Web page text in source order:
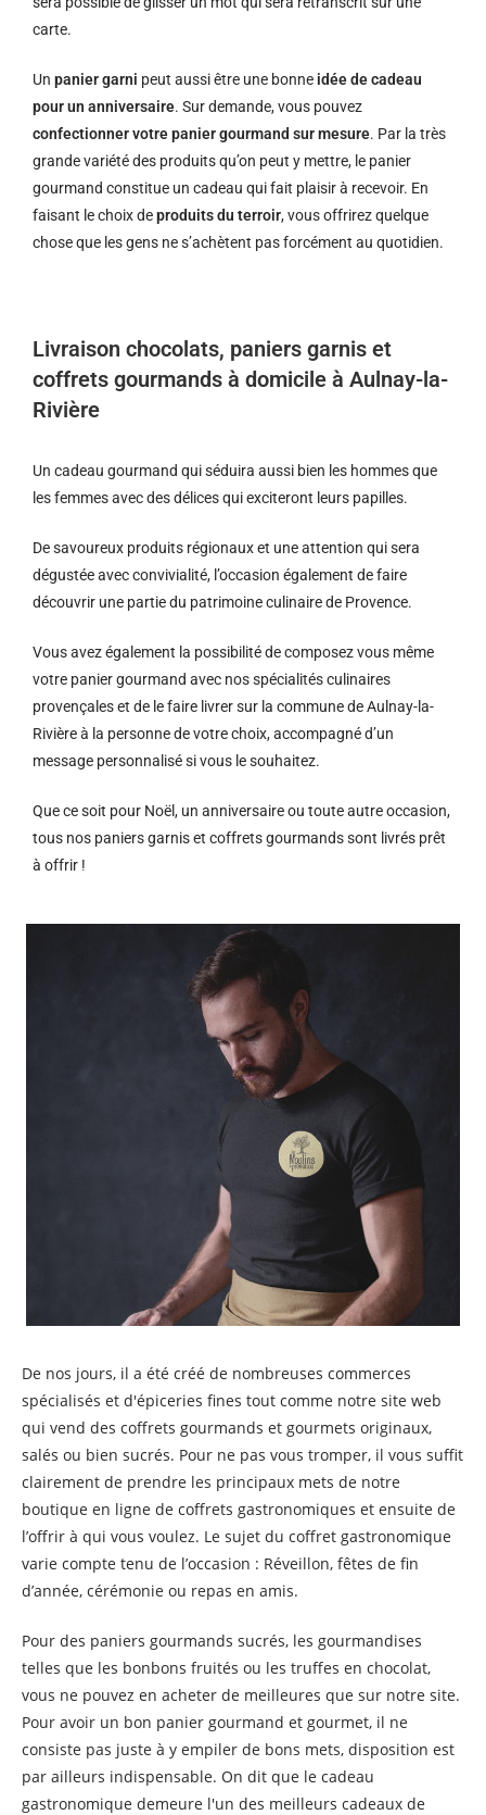
carte.
Un panier garni peut aussi être une bonne idée de cadeau
pour un anniversaire. Sur demande, vous pouvez
confectionner votre panier gourmand sur mesure. Par la très
grande variété des produits qu’on peut y mettre, le panier
gourmand constitue un cadeau qui fait plaisir à recevoir. En
faisant le choix deproduits du terroir, vous offrirez quelque
chose que les gens ne s’achètent pas forcément au quotidien.
Livraison chocolats, paniers garnis et
coffrets gourmands à domicile à Aulnay-la-
Rivière
Un cadeau gourmand qui séduira aussi bien les hommes que
les femmes avec des délices qui exciteront leurs papilles.
De savoureux produits régionaux et une attention qui sera
dégustée avec convivialité, l’occasion également de faire
découvrir une partie du patrimoine culinaire de Provence.
Vous avez également la possibilité de composez vous même
votre panier gourmand avec nos spécialités culinaires
provençales et de le faire livrer sur la commune de Aulnay-la-
Rivière à la personne de votre choix, accompagné d’un
message personnalisé si vous le souhaitez.
Que ce soit pour Noël, un anniversaire ou toute autre occasion,
tous nos paniers garnis et coffrets gourmands sont livrés prêt
à offrir !
De nos jours, il a été créé de nombreuses commerces
spécialisés et d'épiceries fines tout comme notre site web
qui vend des coffrets gourmands et gourmets originaux,
salés ou bien sucrés. Pour ne pas vous tromper, il vous suffit
clairement de prendre les principaux mets de notre
boutique en ligne de coffrets gastronomiques et ensuite de
l’offrir à qui vous voulez. Le sujet du coffret gastronomique
varie compte tenu de l’occasion : Réveillon, fêtes de fin
d’année, cérémonie ou repas en amis.
Pour des paniers gourmands sucrés, les gourmandises
telles que les bonbons fruités ou les truffes en chocolat,
vous ne pouvez en acheter de meilleures que sur notre site.
Pour avoir un bon panier gourmand et gourmet, il ne
consiste pas juste à y empiler de bons mets, disposition est
par ailleurs indispensable. On dit que le cadeau
gastronomique demeure l'un des meilleurs cadeaux de